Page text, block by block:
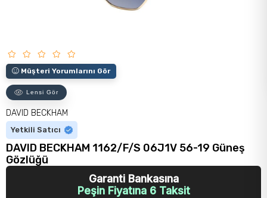
Müşteri Yorumlarını Gör
Lensi Gör
DAVID BECKHAM
Yetkili Satıcı
DAVID BECKHAM 1162/F/S 06J1V 56-19 Güneş
Gözlüğü
Garanti Bankasına
Peşin Fiyatına 6 Taksit